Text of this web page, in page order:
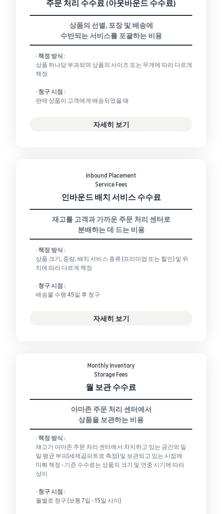
주문 처리 수수료 (아웃바운드 수수료)
상품의 선별, 포장 및 배송에
수반되는 서비스를 포괄하는 비용
· 책정 방식 :
상품 하나당 부과되며 상품의 사이즈 또는 무게에 따라 다르게
책정
· 청구 시점 :
판매 상품이 고객에게 배송되었을 때
자세히 보기
Inbound Placement
Service Fees
인바운드 배치 서비스 수수료
재고를 고객과 가까운 주문 처리 센터로
분배하는 데 드는 비용
· 책정 방식 :
상품 크기, 중량, 배치 서비스 종류 (프리미엄 또는 할인) 및 위
치에 따라 다르게 책정
· 청구 시점 :
배송물 수령 45일 후 청구
자세히 보기
Monthly Inventory
Storage Fees
월 보관 수수료
아마존 주문 처리 센터에서
상품을 보관하는 비용
· 책정 방식 :
재고가 아마존 주문 처리 센터에서 차지하고 있는 공간의 일
일 평균 부피(세제곱피트로 측정) 및 보관되고 있는 시점에
미뤄 책정 - 기준 수수료는 상품의 크기 및 연중 시기에 따라
상이
· 청구 시점 :
월별로 청구 (보통 7일 - 15일 사이)